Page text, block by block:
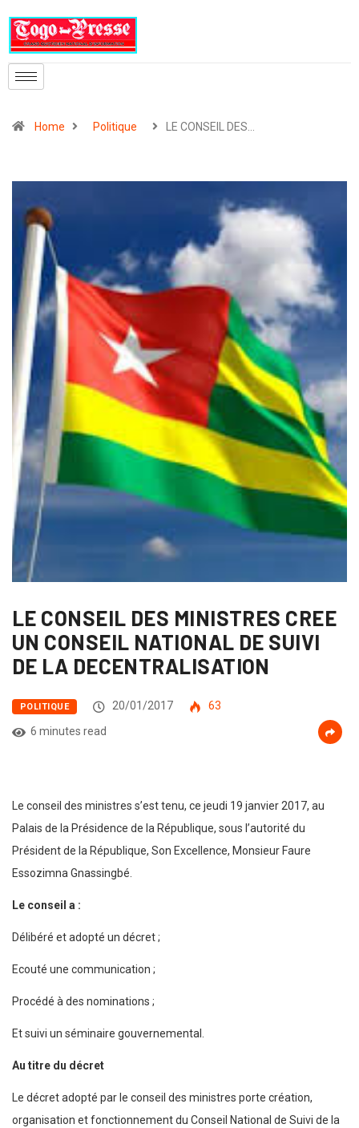
Home Politique LE CONSEIL DES…
LE CONSEIL DES MINISTRES CREE
UN CONSEIL NATIONAL DE SUIVI
DE LA DECENTRALISATION
POLITIQUE 20/01/2017
63
6 minutes read
Le conseil des ministres s’est tenu, ce jeudi 19 janvier 2017, au
Palais de la Présidence de la République, sous l’autorité du
Président de la République, Son Excellence, Monsieur Faure
Essozimna Gnassingbé.
Le conseil a :
Délibéré et adopté un décret ;
Ecouté une communication ;
Procédé à des nominations ;
Et suivi un séminaire gouvernemental.
Au titre du décret
Le décret adopté par le conseil des ministres porte création,
organisation et fonctionnement du Conseil National de Suivi de la